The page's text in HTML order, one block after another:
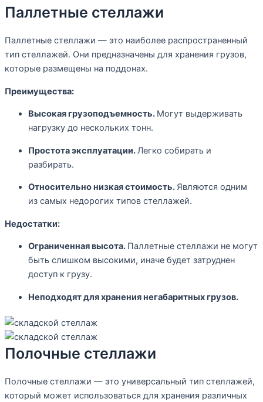
Паллетные стеллажи
Паллетные стеллажи — это наиболее распространенный
тип стеллажей. Они предназначены для хранения грузов,
которые размещены на поддонах.
Преимущества:
Высокая грузоподъемность. Могут выдерживать
нагрузку до нескольких тонн.
Простота эксплуатации.Легко собирать и
разбирать.
Относительно низкая стоимость. Являются одним
из самых недорогих типов стеллажей.
Недостатки:
Ограниченная высота. Паллетные стеллажи не могут
быть слишком высокими, иначе будет затруднен
доступ к грузу.
Неподходят для хранения негабаритных грузов.
Полочные стеллажи
Полочные стеллажи — это универсальный тип стеллажей,
который может использоваться для хранения различных